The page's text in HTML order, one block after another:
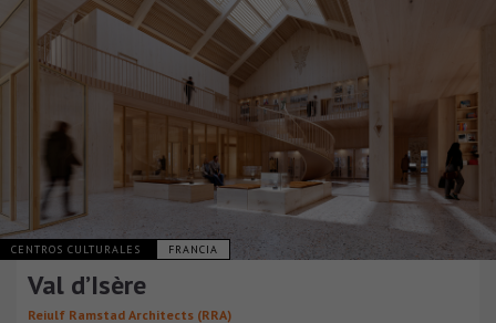
CENTROS CULTURALES FRANCIA
Val d’Isère
Reiulf Ramstad Architects (RRA)